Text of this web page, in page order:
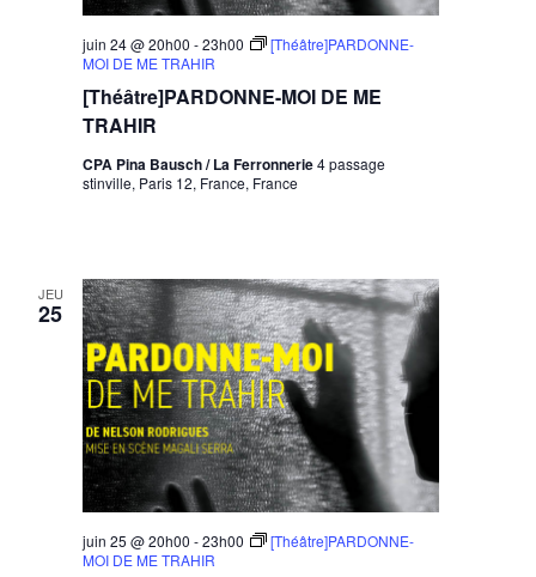
[Théâtre]PARDONNE-MOI DE ME
TRAHIR
juin 24 @ 20h00 -23h00
[Théâtre]PARDONNE-
MOI DE ME TRAHIR
CPA Pina Bausch / La Ferronnerie4 passage
stinville, Paris 12, France, France
JEU
25
juin 25 @ 20h00 -23h00
[Théâtre]PARDONNE-
MOI DE ME TRAHIR